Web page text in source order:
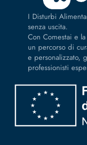
I Disturbi
senza uscita.
Con Comestai e
un percorso di
e personalizzato,
professionisti